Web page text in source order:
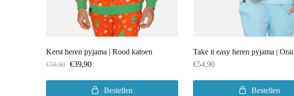
Kerst heren pyjama | Rood katoen
€59,90 €39,90
Bestellen
Take it easy heren pyjama |
€54,90
Bestellen